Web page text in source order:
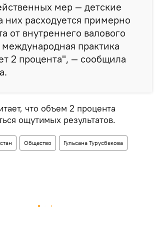
мер — детские
них расходуется примерно
от внутреннего валового
международная практика
2 процента", — сообщила
что объем 2 процента
ощутимых результатов.
Общество Гульсана Турусбекова